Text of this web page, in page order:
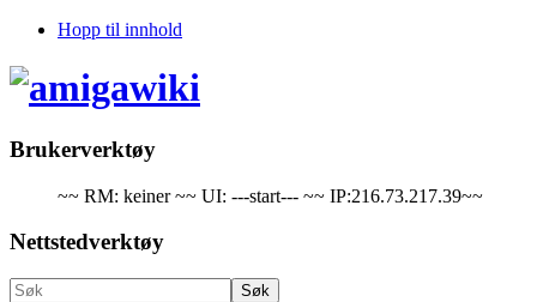
Hopp til innhold
Brukerverktøy
~~ RM: keiner ~~ UI: ---start--- ~~ IP:216.73.217.39~~
Nettstedverktøy
Søk